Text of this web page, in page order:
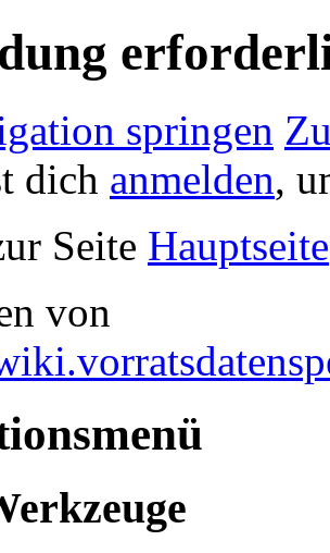
springen
dich anmelden,
Seite Hauptseite
von